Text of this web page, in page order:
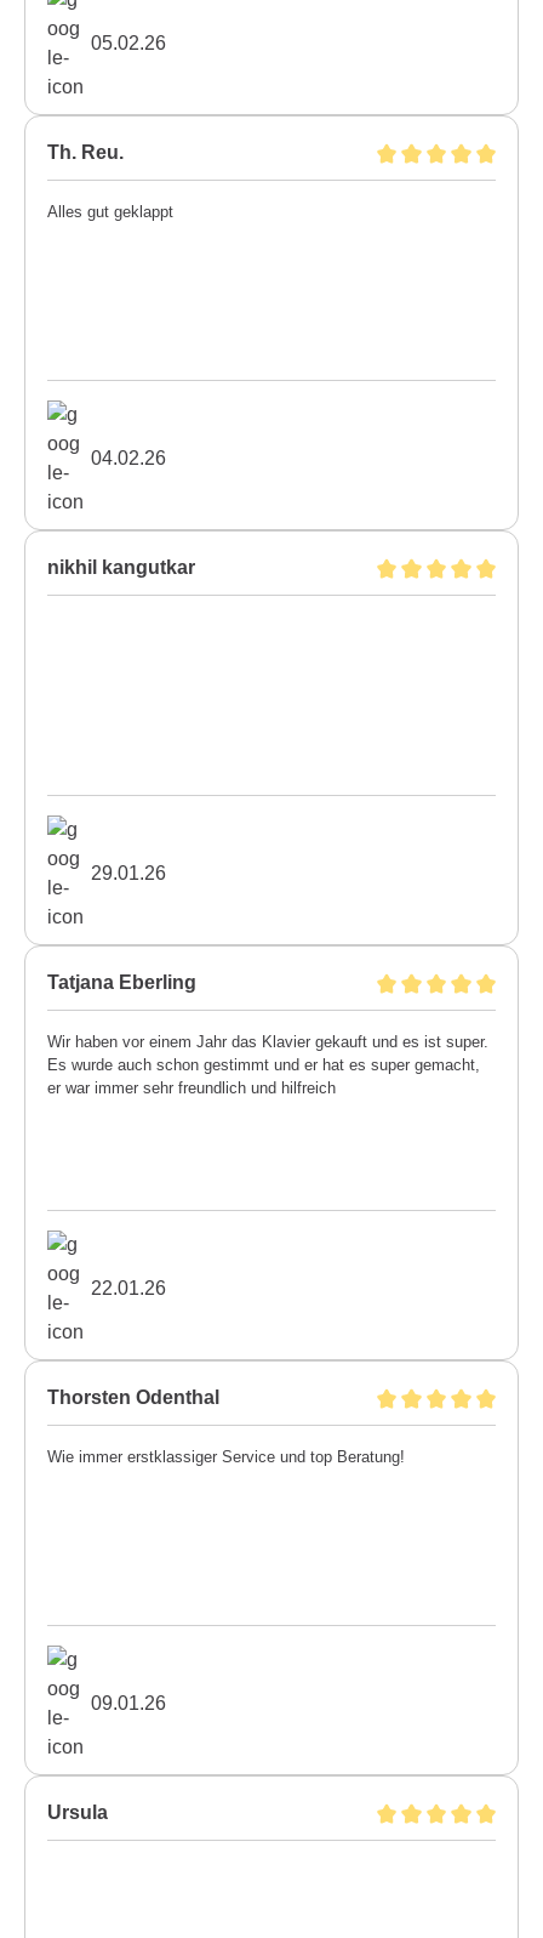
05.02.26
Th. Reu.
Alles gut geklappt
04.02.26
nikhil kangutkar
29.01.26
Tatjana Eberling
Wir haben vor einem Jahr das Klavier gekauft und es ist super.
Es wurde auch schon gestimmt und er hat es super gemacht,
er war immer sehr freundlich und hilfreich
22.01.26
Thorsten Odenthal
Wie immer erstklassiger Service und top Beratung!
09.01.26
Ursula